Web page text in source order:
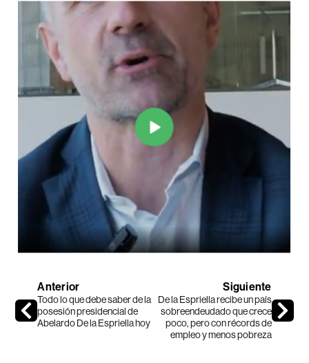
Anterior
Todo lo que debe saber de la
posesión presidencial de
Abelardo De la Espriella hoy
Siguiente
De la Espriella recibe un país
sobreendeudado que crece
poco, pero con récords de
empleo y menos pobreza